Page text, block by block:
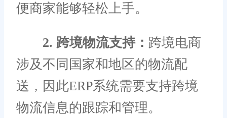
便商家能够轻松上手。
2. 跨境物流支持： 跨境电商
涉及不同国家和地区的物流配
送，因此ERP系统需要支持跨境
物流信息的跟踪和管理。